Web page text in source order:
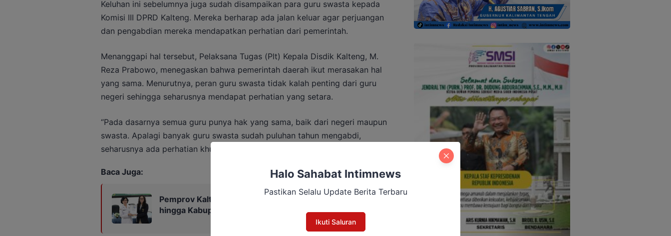
Keluhan ini sebelumnya juga sudah disampaikan para guru swasta kepada
Komisi III DPRD Kalteng. Mereka berharap ada jalan keluar agar perjuangan
dan pengabdian mereka mendapatkan perhatian dari pemerintah.
Menanggapi hal tersebut, Pelaksana Tugas (Plt) Kepala Disdik Kalteng, M.
Reza Prabowo, menegaskan bahwa pemerintah daerah ikut merasakan hal
yang sama. Menurutnya, peran guru swasta tidak kalah penting dari guru
negeri sehingga seharusnya mendapat perhatian yang setara.
“Pada dasarnya semua guru punya hak yang sama, baik dari negeri maupun
swasta. Apalagi banyak guru swasta sudah puluhan tahun mengabdi,
seharusnya ada perhatian khusus terhadap mereka,” kata Reza.
Baca Juga:
Pemprov Kalteng Siapkan Penguatan Layanan Stroke
hingga Kabupaten dan Desa
Halo Sahabat Intimnews
Pastikan Selalu Update Berita Terbaru
Ikuti Saluran